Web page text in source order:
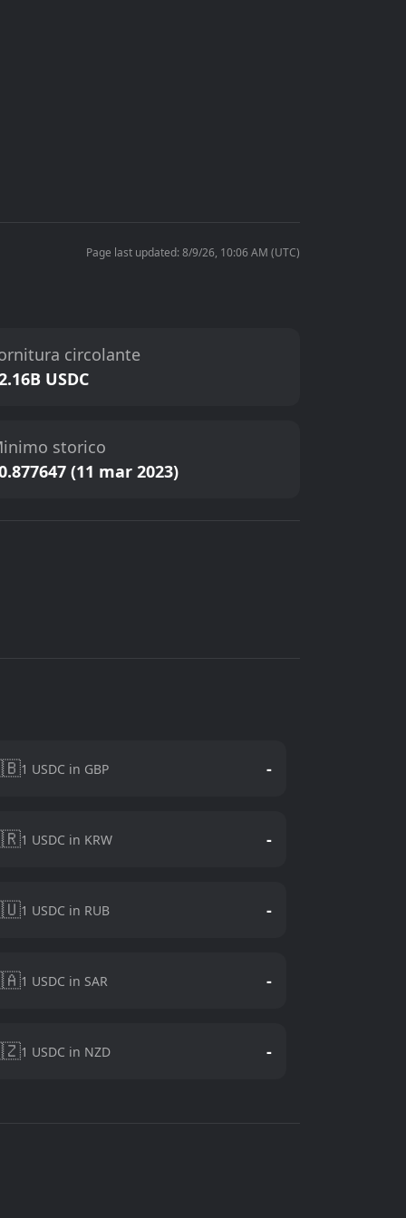
Page last updated: 8/9/26, 10:06 AM (UTC)
circolante
USDC
storico
(11 mar 2023)
1 USDC in GBP -
1 USDC in KRW -
1 USDC in RUB -
1 USDC in SAR -
1 USDC in NZD -